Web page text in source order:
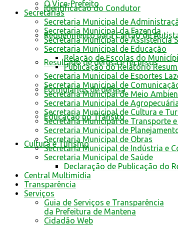
Identificacao do Condutor
Requerimento para Cartão de
Resultado de defesa e recursos
Formulários de defesa
Educação no Trânsito
Cultura e Turismo
O Vice-Prefeito
Secretarias
Secretaria Municipal de
Secretaria Municipal da Fazenda
Secretaria Municipal de Assistência
Secretaria Municipal de Educação
Relação de Escolas do
Publicação do Relatório
Secretaria Municipal de Esportes
Secretaria Municipal de
Secretaria Municipal de Meio
Secretaria Municipal de
Secretaria Municipal de Cultura e
Secretaria Municipal de Transporte
Secretaria Municipal de
Secretaria Municipal de Obras
Secretaria Municipal de Indústria e
Secretaria Municipal de Saúde
Declaração de Publicação do
Central Multimídia
Transparência
Serviços
Guia de Serviços e Transparência
da Prefeitura de Mantena
Cidadão Web